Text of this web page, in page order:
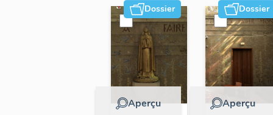
Dossier
Aperçu
Dossier
Aperçu